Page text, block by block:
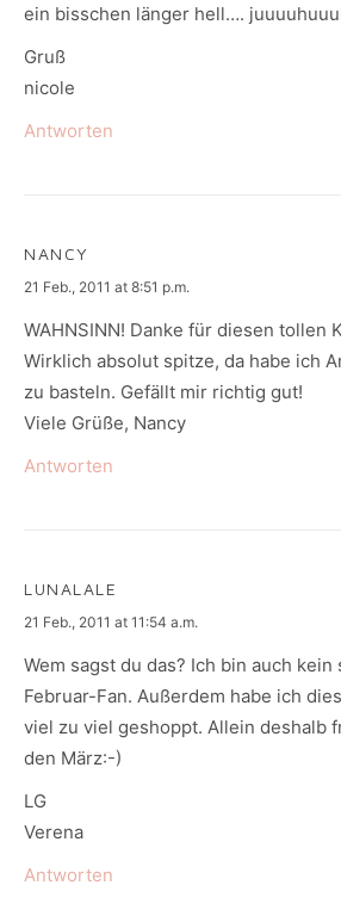
ein bisschen länger hell….
Gruß
nicole
Antworten
NANCY
says:
21 Feb., 2011 at 8:51 p.m.
WAHNSINN! Danke für diesen tollen
Wirklich absolut spitze, da habe ich
zu basteln. Gefällt mir richtig gut!
Viele Grüße, Nancy
Antworten
LUNALALE
says:
21 Feb., 2011 at 11:54 a.m.
Wem sagst du das? Ich bin auch
Februar-Fan. Außerdem habe ich
viel zu viel geshoppt. Allein deshalb
den März:-)
LG
Verena
Antworten